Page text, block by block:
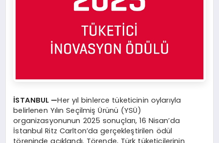
İSTANBUL —Her yıl binlerce tüketicinin oylarıyla
belirlenen Yılın Seçilmiş Ürünü (YSÜ)
organizasyonunun 2025 sonuçları, 16 Nisan’da
İstanbul Ritz Carlton’da gerçekleştirilen ödül